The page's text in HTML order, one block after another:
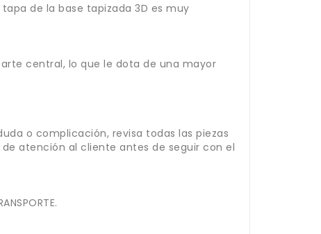
de la base tapizada 3D es muy
central, lo que le dota de una mayor
o complicación, revisa todas las piezas
atención al cliente antes de seguir con el